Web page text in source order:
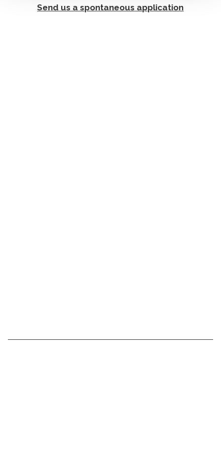
Send us a spontaneous application